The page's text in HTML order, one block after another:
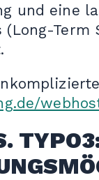
und eine
(Long-